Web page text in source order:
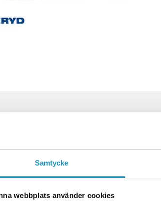
Samtycke
webbplats använder cookies
370 Valeryd 12–36V, Höger, 6-funktionell,
för höger sidamedreflekterande triangel
på